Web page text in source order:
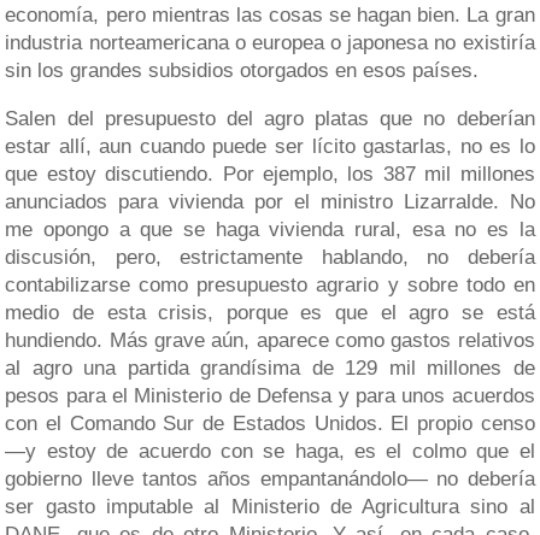
economía, pero mientras las cosas se hagan bien. La gran
industria norteamericana o europea o japonesa no existiría
sin los grandes subsidios otorgados en esos países.
Salen del presupuesto del agro platas que no deberían
estar allí, aun cuando puede ser lícito gastarlas, no es lo
que estoy discutiendo. Por ejemplo, los 387 mil millones
anunciados para vivienda por el ministro Lizarralde. No
me opongo a que se haga vivienda rural, esa no es la
discusión, pero, estrictamente hablando, no debería
contabilizarse como presupuesto agrario y sobre todo en
medio de esta crisis, porque es que el agro se está
hundiendo. Más grave aún, aparece como gastos relativos
al agro una partida grandísima de 129 mil millones de
pesos para el Ministerio de Defensa y para unos acuerdos
con el Comando Sur de Estados Unidos. El propio censo
—y estoy de acuerdo con se haga, es el colmo que el
gobierno lleve tantos años empantanándolo— no debería
ser gasto imputable al Ministerio de Agricultura sino al